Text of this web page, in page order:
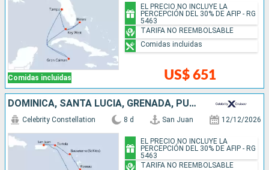
Comidas incluidas US$ 651
EL PRECIO NO INCLUYE LA
PERCEPCIÓN DEL 30% DE AFIP - RG
5463
TARIFA NO REEMBOLSABLE
Comidas incluidas
DOMINICA, SANTA LUCIA, GRENADA, PUERTO RICO
Celebrity Constellation 8 d San Juan 12/12/2026
EL PRECIO NO INCLUYE LA
PERCEPCIÓN DEL 30% DE AFIP - RG
5463
TARIFA NO REEMBOLSABLE